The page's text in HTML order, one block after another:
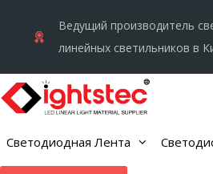
Ведущий производитель
линейных светильников в
Светодиодная Лента